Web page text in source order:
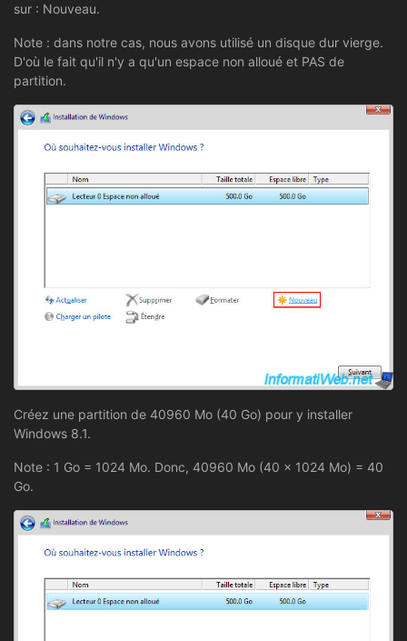
sur : Nouveau.
Note : dans notre cas, nous avons utilisé un disque dur vierge.
D'où le fait qu'il n'y a qu'un espace non alloué et PAS de
partition.
Créez une partition de 40960 Mo (40 Go) pour y installer
Windows 8.1.
Note : 1 Go = 1024 Mo. Donc, 40960 Mo (40 x 1024 Mo) = 40
Go.